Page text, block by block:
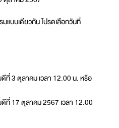
มแบบเดียวกัน โปรดเลือกวันที่
3 ตุลาคม เวลา 12.00 น. หรือ
17 ตุลาคม 2567 เวลา 12.00